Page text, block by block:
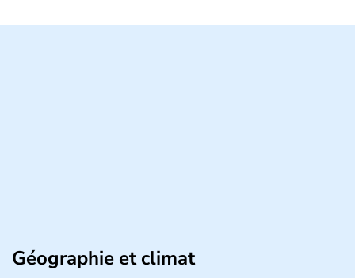
Géographie et climat